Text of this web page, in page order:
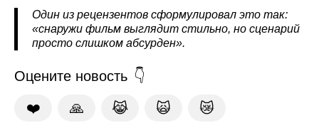
Один из рецензентов сформулировал это так:
«снаружи фильм выглядит стильно, но сценарий
просто слишком абсурден».
Оцените новость
❤️ 🙏 😹 🙀 😿